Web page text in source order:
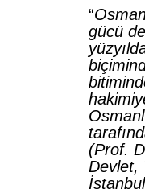
“
gücü
(Prof.
Devlet,
İstanbul